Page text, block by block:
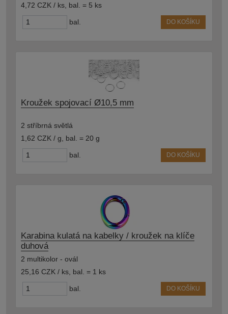
4,72 CZK / ks bal. = 5 ks
bal. DO KOŠÍKU
Kroužek spojovací Ø10,5 mm
2 stříbrná světlá
1,62 CZK / g
bal. = 20 g
bal. DO KOŠÍKU
Karabina kulatá na kabelky / kroužek na klíče
duhová
2 multikolor - ovál
25,16 CZK / ks bal. = 1 ks
bal. DO KOŠÍKU